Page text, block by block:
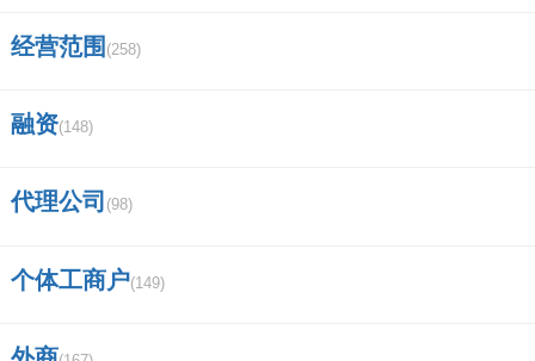
经营范围 (258)
融资(148)
代理公司 (98)
个体工商户(149)